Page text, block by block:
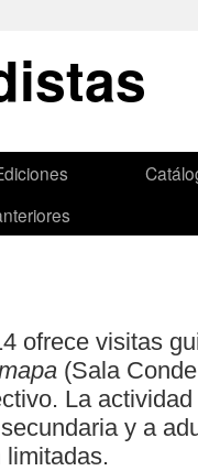
ofrece visitas
(Sala
La
y a